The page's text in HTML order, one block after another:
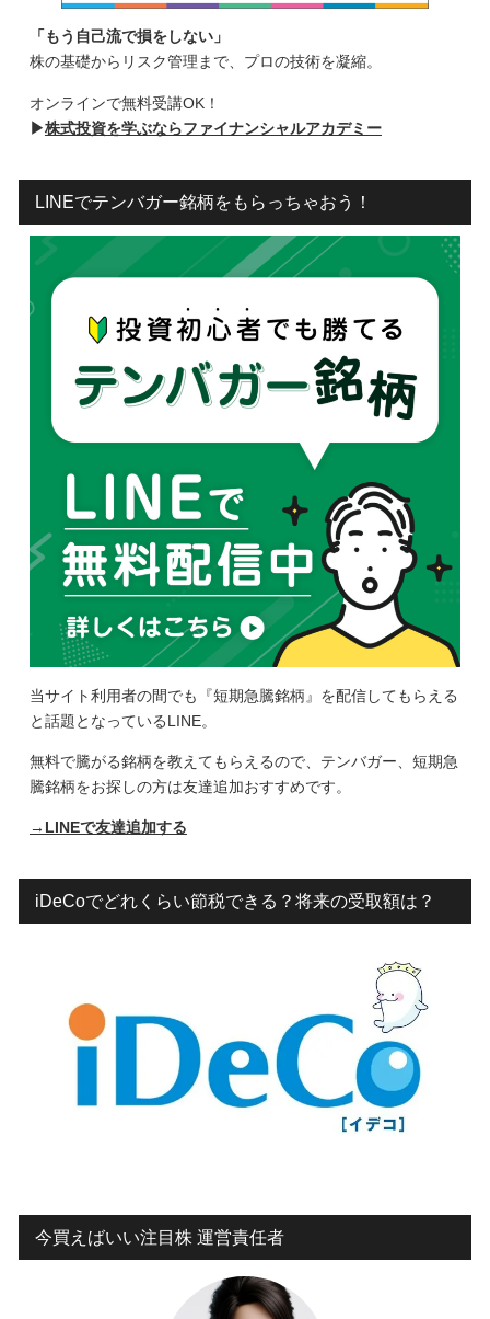
「もう自己流で損をしない」
株の基礎からリスク管理まで、プロの技術を凝縮。
オンラインで無料受講OK！
▶株式投資を学ぶならファイナンシャルアカデミー
LINEでテンバガー銘柄をもらっちゃおう！
当サイト利用者の間でも『短期急騰銘柄』を配信してもらえる
と話題となっているLINE。
無料で騰がる銘柄を教えてもらえるので、テンバガー、短期急
騰銘柄をお探しの方は友達追加おすすめです。
→LINEで友達追加する
iDeCoでどれくらい節税できる？将来の受取額は？
今買えばいい注目株 運営責任者